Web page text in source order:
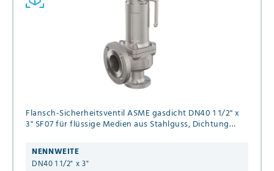
Flansch-Sicherheitsventil ASME gasdicht DN40 1 1/2" x
3" SF07 für flüssige Medien aus Stahlguss, Dichtung
Anlüfthebel
NENNWEITE
DN40 1 1/2" x 3"